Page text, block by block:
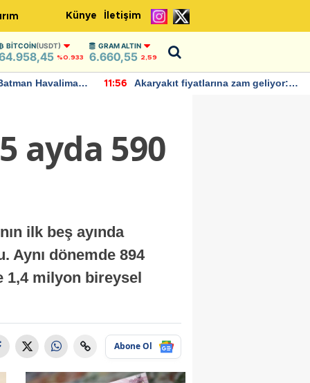
Künye İletişim
BITCOIN(USDT)
%0.933
GRAM ALTIN
6.660,55 2,59
Havalimanı
11:56
Akaryakıt fiyatlarına zam geliyor:
ayda 590
ilk beş ayında
Aynı dönemde 894
1,4 milyon bireysel
Abone Ol